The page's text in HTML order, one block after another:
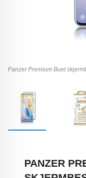
Panzer Premium Buet
PANZER